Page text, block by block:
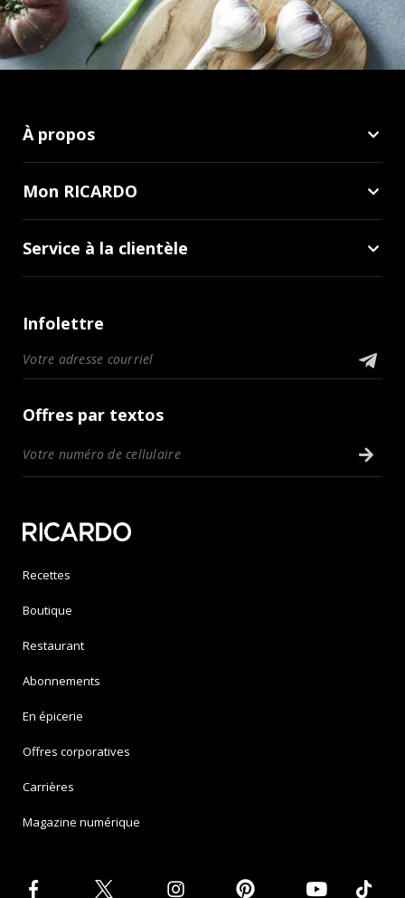
À propos
Mon RICARDO
Service à la clientèle
Infolettre
Offres par textos
Recettes
Boutique
Restaurant
Abonnements
En épicerie
Offres corporatives
Carrières
Magazine numérique